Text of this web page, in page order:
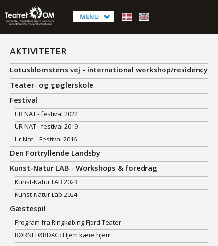
AKTIVITETER
Lotusblomstens vej - international workshop/residency
Teater- og gøglerskole
Festival
UR NAT - festival 2022
UR NAT - festival 2019
Ur Nat – Festival 2016
Den Fortryllende Landsby
Kunst-Natur LAB - Workshops & foredrag
Kunst-Natur LAB 2023
Kunst-Natur Lab 2024
Gæstespil
Program fra Ringkøbing Fjord Teater
BØRNELØRDAG: Hjem kære hjem